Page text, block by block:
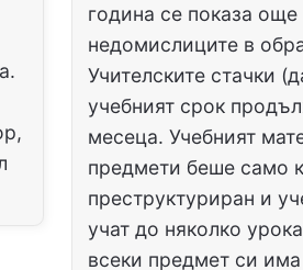
година се показа още
недомислиците в
Учителските стачки
учебният срок
месеца. Учебният
предмети беше само
преструктуриран и
учат до няколко
всеки предмет си